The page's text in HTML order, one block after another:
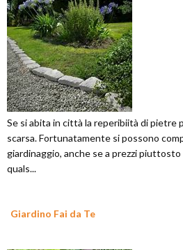
Se si abita in città la reperibiità di pietre
scarsa. Fortunatamente si possono
giardinaggio, anche se a prezzi
quals...
Giardino Fai da Te